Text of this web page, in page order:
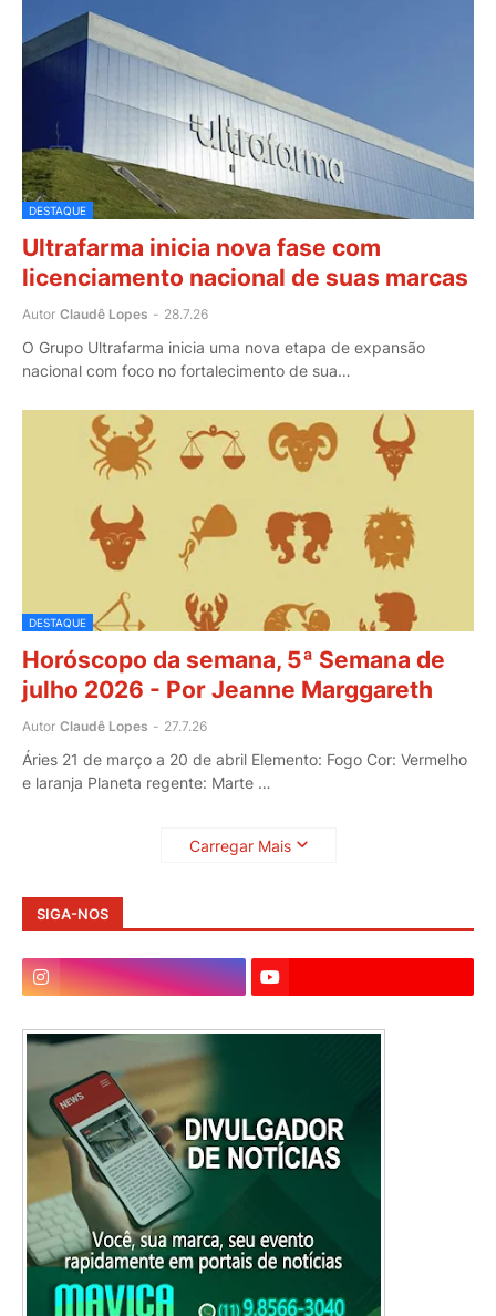
DESTAQUE
Ultrafarma inicia nova fase com
licenciamento nacional de suas marcas
Autor Claudê Lopes - 28.7.26
O Grupo Ultrafarma inicia uma nova etapa de expansão
nacional com foco no fortalecimento de sua…
DESTAQUE
Horóscopo da semana, 5ª Semana de
julho 2026 - Por Jeanne Marggareth
Autor Claudê Lopes - 27.7.26
Áries 21 de março a 20 de abril Elemento: Fogo Cor: Vermelho
e laranja Planeta regente: Marte …
Carregar Mais
SIGA-NOS